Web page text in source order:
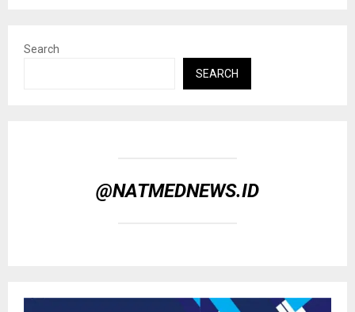
Search
SEARCH
@NATMEDNEWS.ID